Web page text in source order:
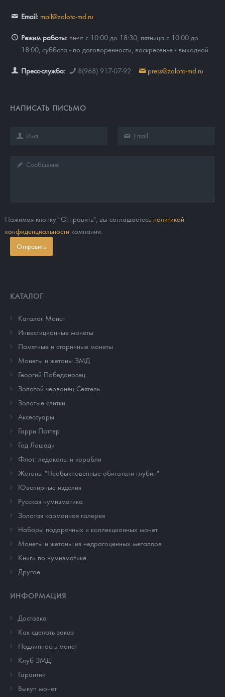
Email: mail@zoloto-md.ru
Режим работы: пн-чт с 10:00 до 18:30, пятница с 10:00 до
18:00, суббота - по договоренности, воскресенье - выходной.
Пресс-служба: 8(968) 917-07-92 press@zoloto-md.ru
НАПИСАТЬ ПИСЬМО
Нажимая кнопку "Отправить", вы соглашаетесь политикой
конфиденциальности компании.
Отправить
КАТАЛОГ
Каталог Монет
Инвестиционные монеты
Памятные и старинные монеты
Монеты и жетоны ЗМД
Георгий Победоносец
Золотой червонец Сеятель
Золотые слитки
Аксессуары
Гарри Поттер
Год Лошади
Флот: ледоколы и корабли
Жетоны "Необыкновенные обитатели глубин"
Ювелирные изделия
Русская нумизматика
Золотая карманная галерея
Наборы подарочных и коллекционных монет
Монеты и жетоны из недрагоценных металлов
Книги по нумизматике
Другое
ИНФОРМАЦИЯ
Доставка
Как сделать заказ
Подлинность монет
Клуб ЗМД
Гарантии
Выкуп монет